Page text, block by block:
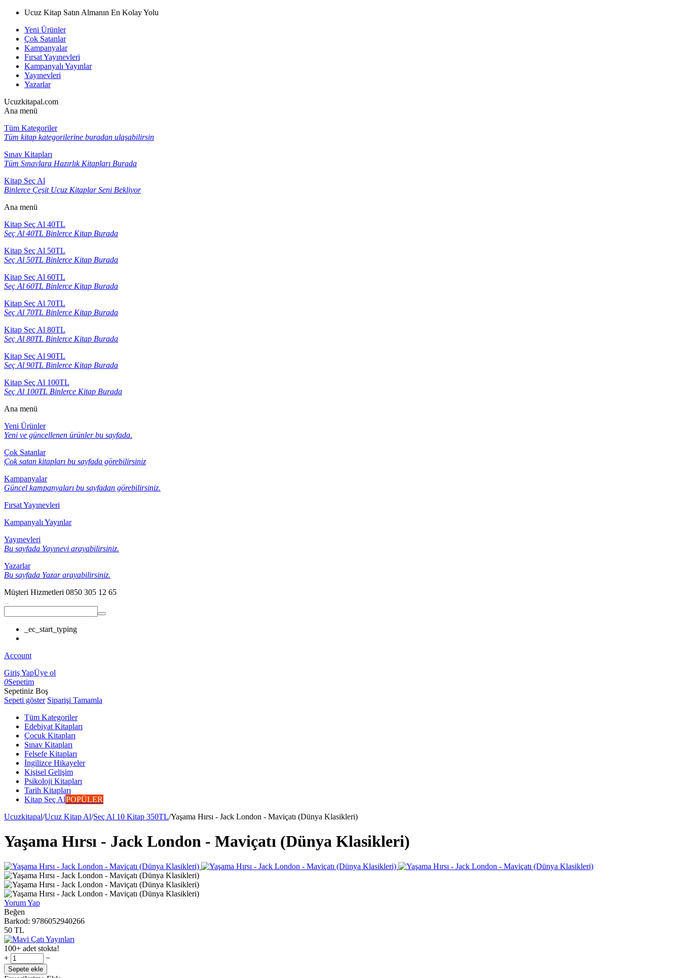
Ucuz Kitap Satın Almanın En Kolay Yolu
Yeni Ürünler
Çok Satanlar
Kampanyalar
Fırsat Yayınevleri
Kampanyalı Yayınlar
Yayınevleri
Yazarlar
Ucuzkitapal.com
Ana menü
Tüm Kategoriler
Tüm kitap kategorilerine buradan ulaşabilirsin
Sınav Kitapları
Tüm Sınavlara Hazırlık Kitapları Burada
Kitap Seç Al
Binlerce Çeşit Ucuz Kitaplar Seni Bekliyor
Ana menü
Kitap Seç Al 40TL
Seç Al 40TL Binlerce Kitap Burada
Kitap Seç Al 50TL
Seç Al 50TL Binlerce Kitap Burada
Kitap Seç Al 60TL
Seç Al 60TL Binlerce Kitap Burada
Kitap Seç Al 70TL
Seç Al 70TL Binlerce Kitap Burada
Kitap Seç Al 80TL
Seç Al 80TL Binlerce Kitap Burada
Kitap Seç Al 90TL
Seç Al 90TL Binlerce Kitap Burada
Kitap Seç Al 100TL
Seç Al 100TL Binlerce Kitap Burada
Ana menü
Yeni Ürünler
Yeni ve güncellenen ürünler bu sayfada.
Çok Satanlar
Çok satan kitapları bu sayfada görebilirsiniz
Kampanyalar
Güncel kampanyaları bu sayfadan görebilirsiniz.
Fırsat Yayınevleri
Kampanyalı Yayınlar
Yayınevleri
Bu sayfada Yayınevi arayabilirsiniz.
Yazarlar
Bu sayfada Yazar arayabilirsiniz.
Müşteri Hizmetleri 0850 305 12 65
_ec_start_typing
Account
Giriş YapÜye ol
0Sepetim
Sepetiniz Boş
Sepeti göster Siparişi Tamamla
Tüm Kategoriler
Edebiyat Kitapları
Çocuk Kitapları
Sınav Kitapları
Felsefe Kitapları
İngilizce Hikayeler
Kişisel Gelişim
Psikoloji Kitapları
Tarih Kitapları
Kitap Seç AlPOPÜLER
Ucuzkitapal/Ucuz Kitap Al/Seç Al 10 Kitap 350TL/Yaşama Hırsı - Jack London - Maviçatı (Dünya Klasikleri)
Yaşama Hırsı - Jack London - Maviçatı (Dünya Klasikleri)
Yorum Yap
Beğen
Barkod: 9786052940266
50 TL
100+ adet stokta!
+
−
Sepete ekle